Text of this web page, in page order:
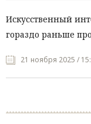
Искусственный
гораздо раньше
21 ноября 2025 /